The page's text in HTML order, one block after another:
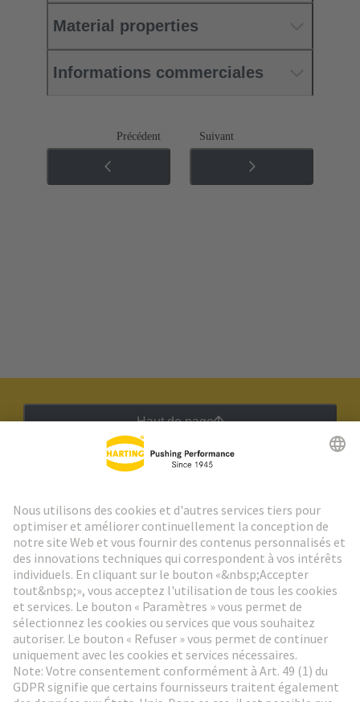
Material properties
Informations commerciales
Précédent Suivant
Haut de page
Aller à l'inscription
Social Media